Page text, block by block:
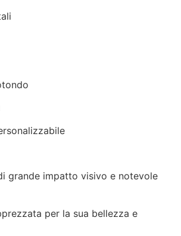
grande impatto visivo e notevole
per la sua bellezza e